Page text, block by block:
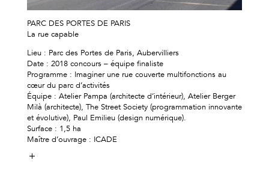
PARC DES PORTES DE PARIS
La rue capable
Lieu : Parc des Portes de Paris, Aubervilliers
Date : 2018 concours – équipe finaliste
Programme : Imaginer une rue couverte multifonctions au
cœur du parc d’activités
Équipe : Atelier Pampa (architecte d’intérieur), Atelier Berger
Milà (architecte), The Street Society (programmation innovante
et évolutive), Paul Emilieu (design numérique).
Surface : 1,5 ha
Maître d’ouvrage : ICADE